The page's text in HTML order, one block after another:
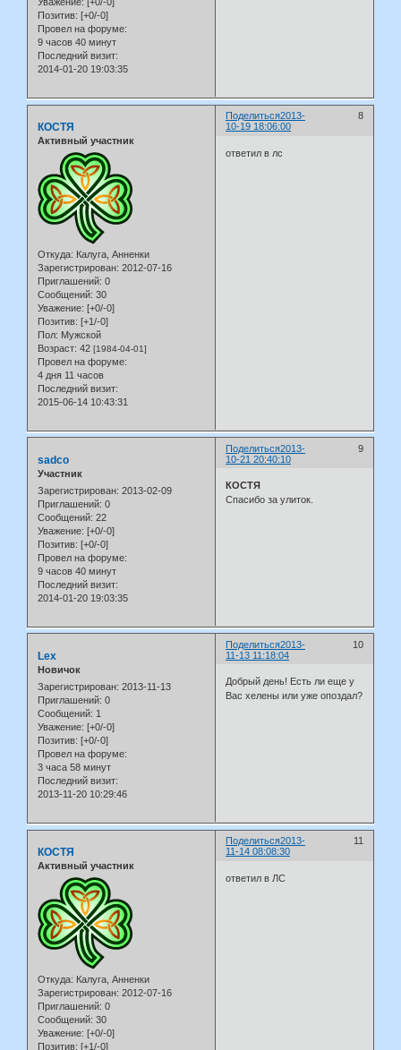
Уважение: [+0/-0]
Позитив: [+0/-0]
Провел на форуме:
9 часов 40 минут
Последний визит:
2014-01-20 19:03:35
Поделиться 8
2013-
10-19 18:06:00
КОСТЯ
Активный участник
Откуда: Калуга, Анненки
Зарегистрирован: 2012-07-16
Приглашений: 0
Сообщений: 30
Уважение: [+0/-0]
Позитив: [+1/-0]
Пол: Мужской
Возраст: 42 [1984-04-01]
Провел на форуме:
4 дня 11 часов
Последний визит:
2015-06-14 10:43:31
ответил в лс
Поделиться 9
2013-
10-21 20:40:10
sadco
Участник
Зарегистрирован: 2013-02-09
Приглашений: 0
Сообщений: 22
Уважение: [+0/-0]
Позитив: [+0/-0]
Провел на форуме:
9 часов 40 минут
Последний визит:
2014-01-20 19:03:35
КОСТЯ
Спасибо за улиток.
Поделиться 10
2013-
11-13 11:18:04
Lex
Новичок
Зарегистрирован: 2013-11-13
Приглашений: 0
Сообщений: 1
Уважение: [+0/-0]
Позитив: [+0/-0]
Провел на форуме:
3 часа 58 минут
Последний визит:
2013-11-20 10:29:46
Добрый день! Есть ли еще у
Вас хелены или уже опоздал?
Поделиться 11
2013-
11-14 08:08:30
КОСТЯ
Активный участник
Откуда: Калуга, Анненки
Зарегистрирован: 2012-07-16
Приглашений: 0
Сообщений: 30
Уважение: [+0/-0]
Позитив: [+1/-0]
ответил в ЛС